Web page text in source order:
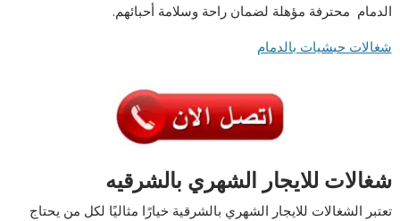
الدمام محترفة مؤهلة لضمان راحة وسلامة أحبائهم.
شغالات حبشيات بالدمام
شغالات للايجار الشهري بالشرقيه
تعتبر الشغالات للايجار الشهري بالشرقية خيارًا مثاليًا لكل من يحتاج